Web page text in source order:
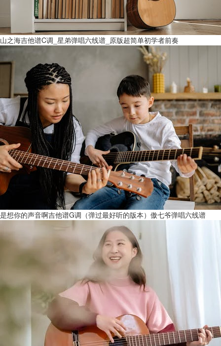
山之海吉他谱C调_星弟弹唱六线谱_原版超简单初学者前奏
是想你的声音啊吉他谱G调（弹过最好听的版本）傲七爷弹唱六线谱